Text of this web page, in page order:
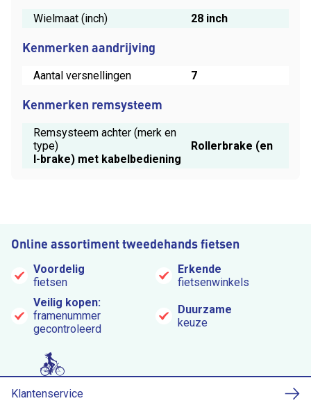
Wielmaat (inch) 28 inch
Kenmerken aandrijving
Aantal versnellingen 7
Kenmerken remsysteem
Remsysteem achter (merk en
type)
Rollerbrake (en
I-brake) met kabelbediening
Online assortiment tweedehands fietsen
Voordelig
fietsen
Erkende
fietsenwinkels
Veilig kopen:
framenummer
gecontroleerd
Duurzame
keuze
Klantenservice